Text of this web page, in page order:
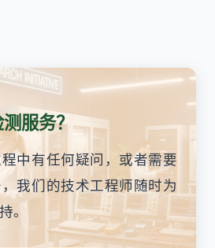
服务？
中有任何疑问，或者需要
我们的技术工程师随时为
。